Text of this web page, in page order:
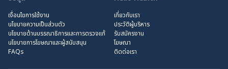
เงื่อนไขการใช้งาน
นโยบายความเป็นส่วนตัว
นโยบายด้านบรรณาธิการและการตรวจแก้
นโยบายการโฆษณาและผู้สนับสนุน
FAQs
เกี่ยวกับเรา
ประวัติผู้บริหาร
รับสมัครงาน
โฆษณา
ติดต่อเรา